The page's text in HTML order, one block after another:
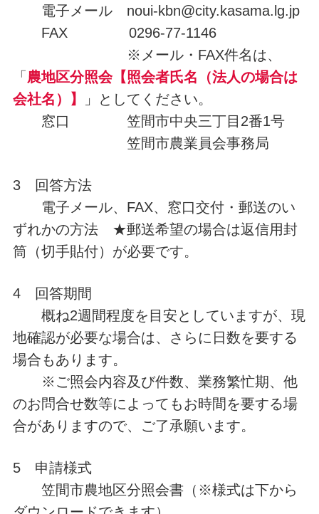
電子メール noui-kbn@city.kasama.lg.jp
FAX 0296-77-1146
※メール・FAX件名は、
「 農地区分照会【照会者氏名（法人の場合は
会社名）】
」
としてください。
窓口 笠間市中央三丁目2番1号
笠間市農業員会事務局
3 回答方法
電子メール、FAX、窓口交付・郵送のい
ずれかの方法 ★郵送希望の場合は返信用封
筒（切手貼付）が必要です。
4 回答期間
概ね2週間程度を目安としていますが、現
地確認が必要な場合は、さらに日数を要する
場合もあります。
※ご照会内容及び件数、業務繁忙期、他
のお問合せ数等によってもお時間を要する場
合がありますので、ご了承願います。
5 申請様式
笠間市農地区分照会書（※様式は下から